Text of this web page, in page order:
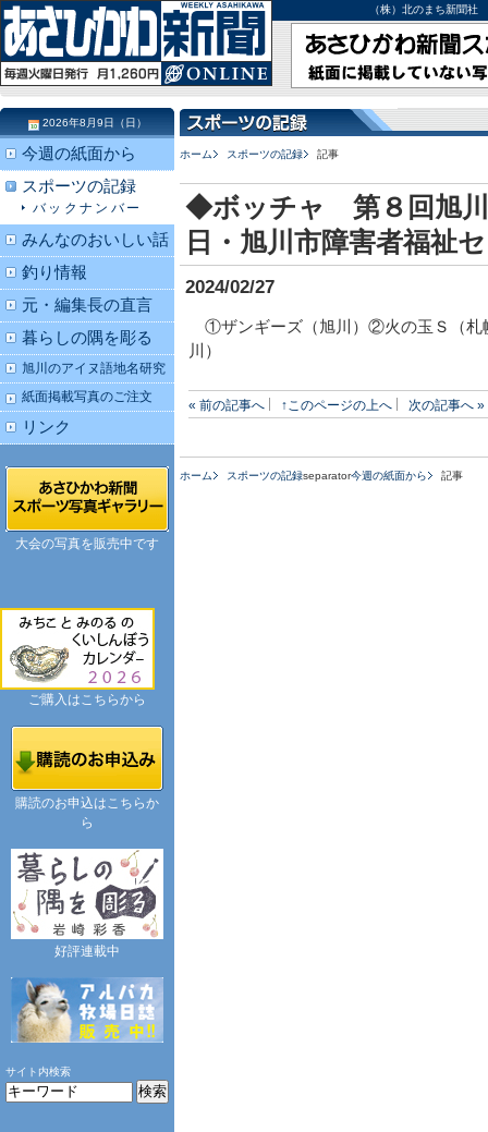
（株）北のまち新聞
ホーム スポーツの記録 記事
◆ボッチャ 第８回旭川
日・旭川市障害者福祉
2024/02/27
①ザンギーズ（旭川）②火の玉Ｓ（札
川）
« 前の記事へ ↑このページの上へ 次の記事へ »
ホーム スポーツの記録separator今週の紙面から 記事
2026年8月9日（日）
今週の紙面から
スポーツの記録
バックナンバー
みんなのおいしい話
釣り情報
元・編集長の直言
暮らしの隅を彫る
旭川のアイヌ語地名研究
紙面掲載写真のご注文
リンク
大会の写真を販売中です
ご購入はこちらから
購読のお申込はこちらか
ら
好評連載中
サイト内検索